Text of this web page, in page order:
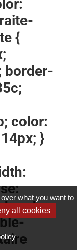
{
border-
color:
}
auto;
what you want to
all cookies